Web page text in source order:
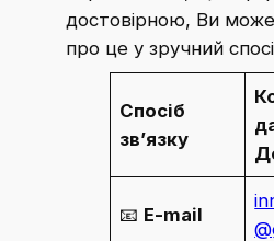
достовірною, Ви
про це у зручний
Спосіб
зв’язку
📧 E-mail